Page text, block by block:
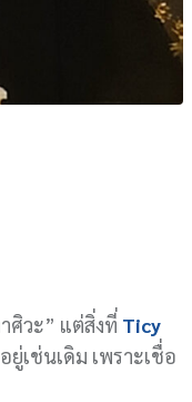
ศิวะ” แต่สิ่งที่ Ticy
เช่นเดิม เพราะเชื่อ